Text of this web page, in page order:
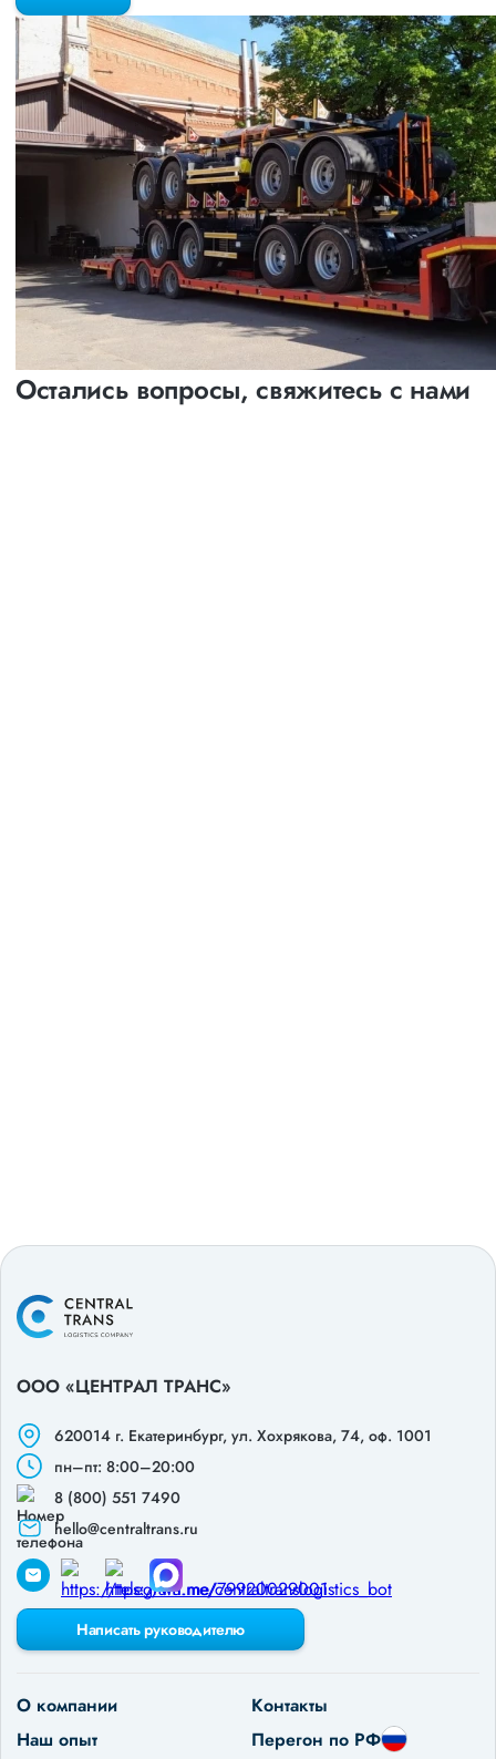
Остались вопросы, свяжитесь с нами
ООО «ЦЕНТРАЛ ТРАНС»
620014 г. Екатеринбург, ул. Хохрякова, 74, оф. 1001
пн–пт: 8:00–20:00
8 (800) 551 7490
hello@centraltrans.ru
Написать руководителю
О компании
Наш опыт
Контакты
Перегон по РФ